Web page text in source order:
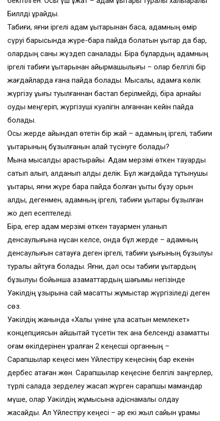
Биллді құрайды.
Табиғи, яғни іргелі адам құқықтарынан басқа, адамның өмір
сүруі барысында жүре-бара пайда болатын құқықтар да бар,
олардың саны жүздеп саналады. Бірақ бұлардың адамның
іргелі табиғи құқықтарынан айырмашылығы – олар белгілі бір
жағдайларда ғана пайда болады. Мысалы, адамға көлік
жүргізу құқығы туылғаннан бастап берілмейді, бірақ арнайы
оқуды меңгеріп, жүргізуші куәлігін алғаннан кейін пайда
болады.
Осы жерде айқындап өтетін бір жай – адамның іргелі, табиғи
құқықтарының бұзылғанын қалай түсінуге болады?
Мына мысалды қарастырайық. Адам мерзімі өткен тауарды
сатып алып, алданып қалды делік. Бұл жағдайда тұтынушы
құқықтары, яғни жүре бара пайда болған құқықты бұзу орын
алды, дегенмен, адамның іргелі, табиғи құқықтары бұзылған
жоқ деп есептеледі.
Бірақ, егер адам мерзімі өткен тауармен уланып
денсаулығына нұқсан келсе, онда бұл жерде – адамның
денсаулығын сақтауға деген іргелі, табиғи құқығының бұзылуы
туралы айтуға болады. Яғни, дәл осы табиғи құқықтардың
бұзылуы бойынша азаматтардың шағымы негізінде
Уәкілдің құзырына сай мақсатты жұмыстар жүргізіледі деген
сөз.
Уәкілдің жанында «Халық үніне құлақ асатын мемлекет»
концепциясын айшықтай түсетін тек қана белсенді азаматтық
қоғам өкілдерінен құралған 2 кеңесші органның –
Сарапшылар кеңесі мен Үйлестіру кеңесінің бар екенін
дербес атаған жөн. Сарапшылар кеңесіне белгілі заңгерлер,
түрлі салада зерделеу жасап жүрген сарапшы мамандар
мүше, олар Уәкілдің жұмысына әдіснамалық қолдау
жасайды. Ал Үйлестіру кеңесі – әр екі жыл сайын құрамы